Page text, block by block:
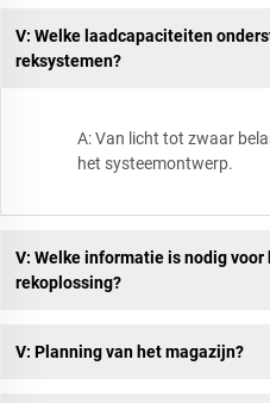
V: Welke laadcapaciteiten
reksystemen?
A: Van licht tot zwaar
het systeemontwerp.
V: Welke informatie is nodig voor
rekoplossing?
V: Planning van het magazijn?